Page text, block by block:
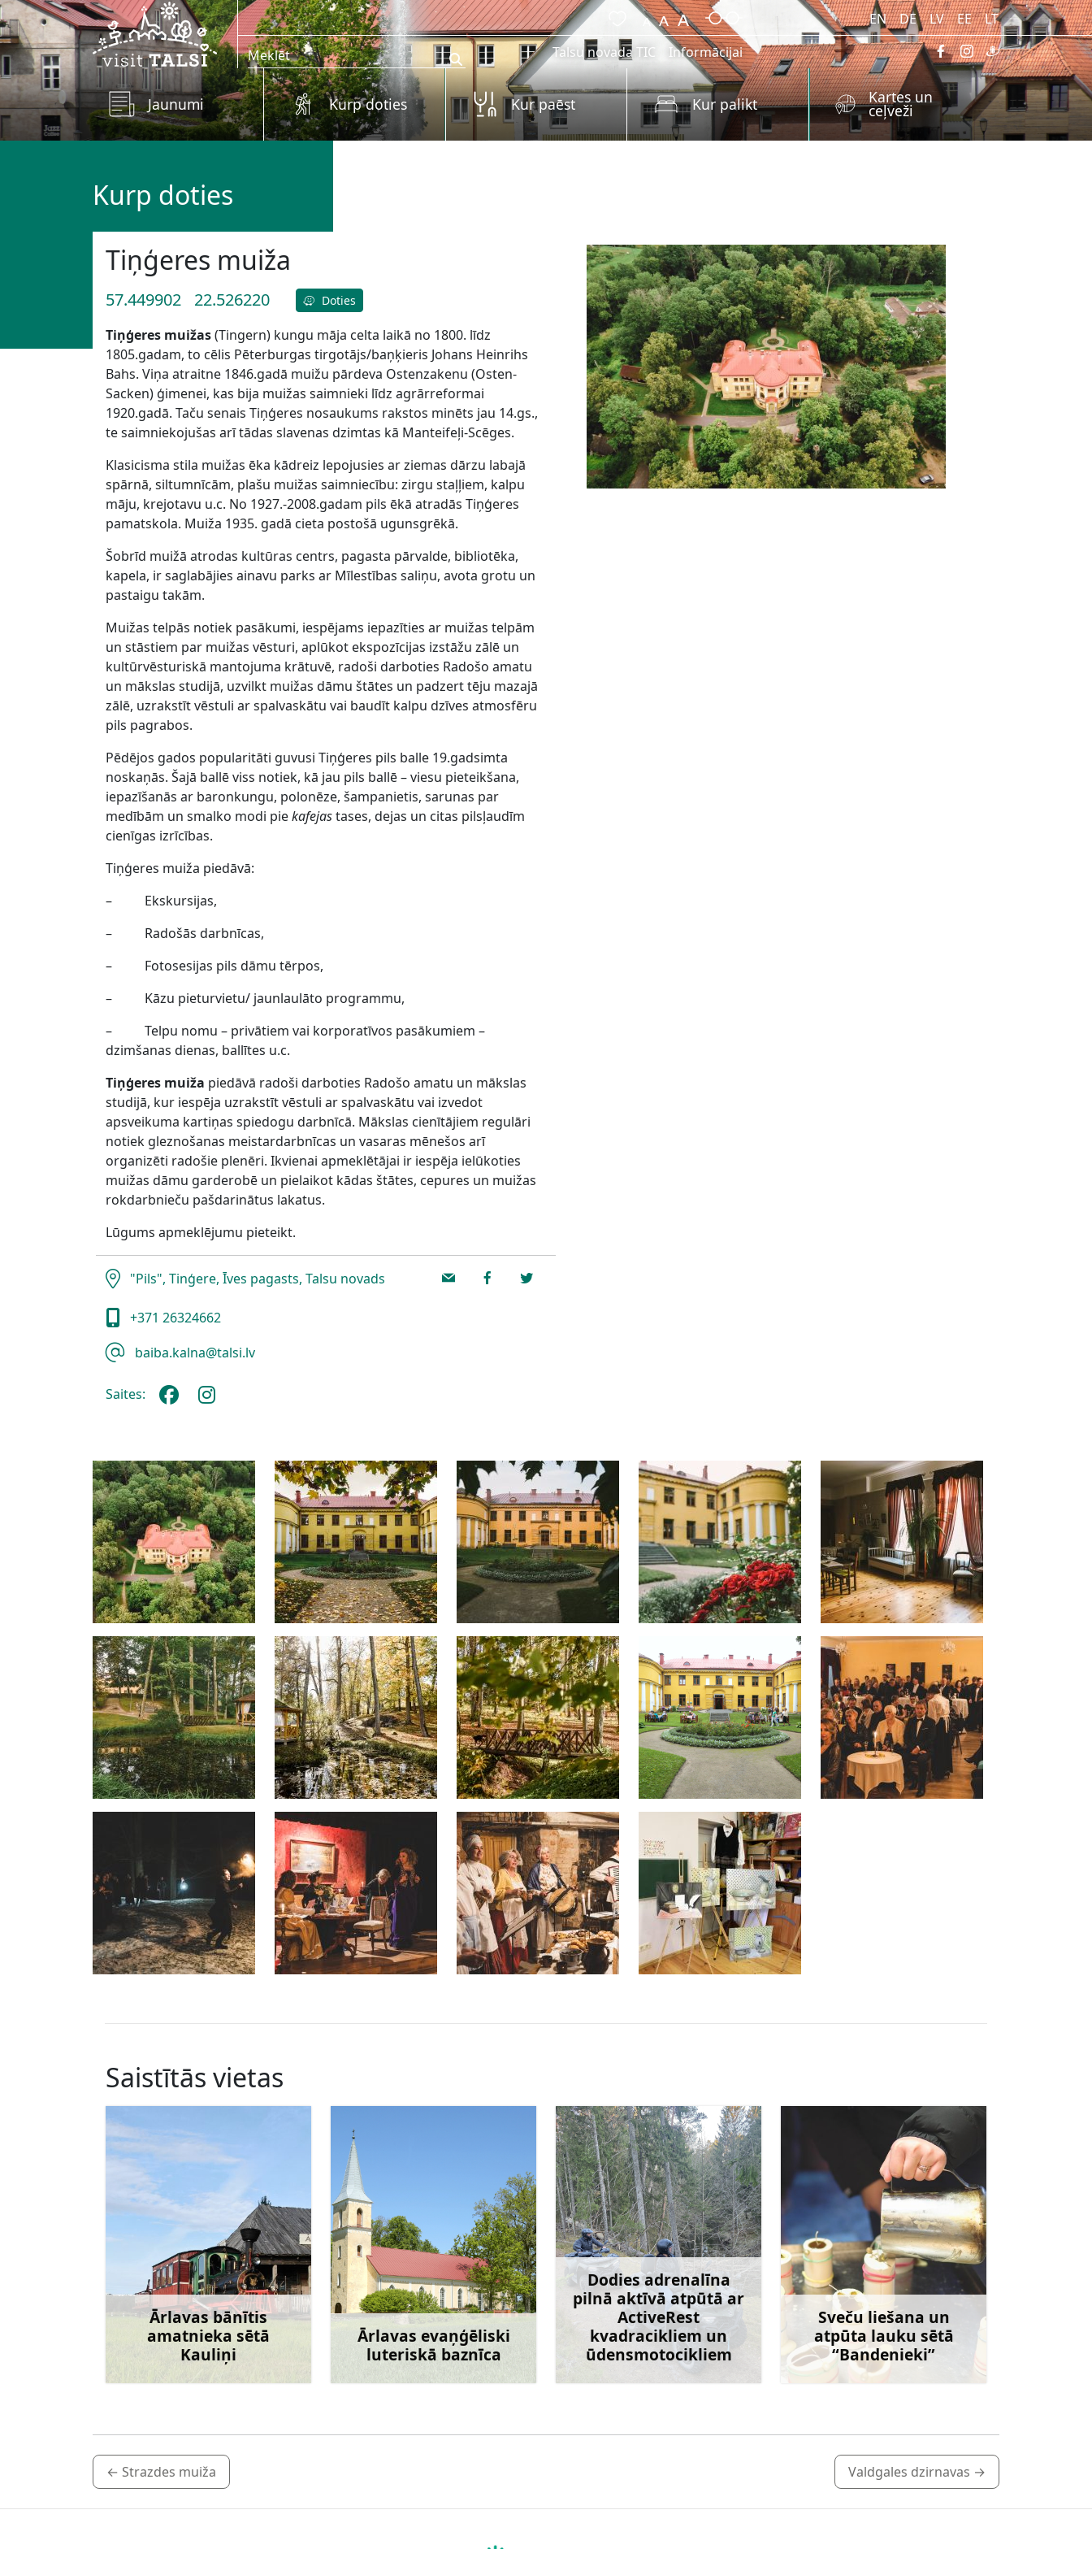
Skip to main content
EN DE LV EE
LT
Talsu novada TIC
Informācijai
Jaunumi Kurp doties Kur paēst Kur palikt Kartes un
ceļveži
Kurp doties
Tiņģeres muiža
57.449902 22.526220 Doties
Tiņģeres muižas(Tingern) kungu māja celta laikā no 1800. līdz
1805.gadam, to cēlis Pēterburgas tirgotājs/baņķieris Johans Heinrihs
Bahs. Viņa atraitne 1846.gadā muižu pārdeva Ostenzakenu (Osten-
Sacken) ģimenei, kas bija muižas saimnieki līdz agrārreformai
1920.gadā. Taču senais Tiņģeres nosaukums rakstos minēts jau 14.gs.,
te saimniekojušas arī tādas slavenas dzimtas kā Manteifeļi-Scēges.
Klasicisma stila muižas ēka kādreiz lepojusies ar ziemas dārzu labajā
spārnā, siltumnīcām, plašu muižas saimniecību: zirgu staļļiem, kalpu
māju, krejotavu u.c. No 1927.-2008.gadam pils ēkā atradās Tiņģeres
pamatskola. Muiža 1935. gadā cieta postošā ugunsgrēkā.
Šobrīd muižā atrodas kultūras centrs, pagasta pārvalde, bibliotēka,
kapela, ir saglabājies ainavu parks ar Mīlestības saliņu, avota grotu un
pastaigu takām.
Muižas telpās notiek pasākumi, iespējams iepazīties ar muižas telpām
un stāstiem par muižas vēsturi, aplūkot ekspozīcijas izstāžu zālē un
kultūrvēsturiskā mantojuma krātuvē, radoši darboties Radošo amatu
un mākslas studijā, uzvilkt muižas dāmu štātes un padzert tēju mazajā
zālē, uzrakstīt vēstuli ar spalvaskātu vai baudīt kalpu dzīves atmosfēru
pils pagrabos.
Pēdējos gados popularitāti guvusi Tiņģeres pils balle 19.gadsimta
noskaņās. Šajā ballē viss notiek, kā jau pils ballē – viesu pieteikšana,
iepazīšanās ar baronkungu, polonēze, šampanietis, sarunas par
medībām un smalko modi piekafejastases, dejas un citas pilsļaudīm
cienīgas izrīcības.
Tiņģeres muiža piedāvā:
–
Ekskursijas,
–
Radošās darbnīcas,
–
Fotosesijas pils dāmu tērpos,
–
Kāzu pieturvietu/ jaunlaulāto programmu,
–
Telpu nomu – privātiem vai korporatīvos pasākumiem –
dzimšanas dienas, ballītes u.c.
Tiņģeres muiža piedāvā radoši darboties Radošo amatu un mākslas
studijā, kur iespēja uzrakstīt vēstuli ar spalvaskātu vai izvedot
apsveikuma kartiņas spiedogu darbnīcā. Mākslas cienītājiem regulāri
notiek gleznošanas meistardarbnīcas un vasaras mēnešos arī
organizēti radošie plenēri. Ikvienai apmeklētājai ir iespēja ielūkoties
muižas dāmu garderobē un pielaikot kādas štātes, cepures un muižas
rokdarbnieču pašdarinātus lakatus.
Lūgums apmeklējumu pieteikt.
"Pils", Tinģere, Īves pagasts, Talsu novads
+371 26324662
baiba.kalna@talsi.lv
Saites:
Saistītās vietas
Ārlavas bānītis
amatnieka sētā
Kauliņi
Uzzināt vairāk
Ārlavas evaņģēliski
luteriskā baznīca
Uzzināt vairāk
Dodies adrenalīna
pilnā aktīvā atpūtā ar
ActiveRest
kvadracikliem un
ūdensmotocikliem
Uzzināt vairāk
Sveču liešana un
atpūta lauku sētā
“Bandenieki”
Uzzināt vairāk
← Strazdes muiža Valdgales dzirnavas →